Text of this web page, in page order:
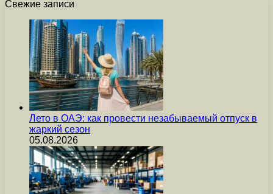
Свежие записи
Лето в ОАЭ: как провести незабываемый отпуск в
жаркий сезон
05.08.2026